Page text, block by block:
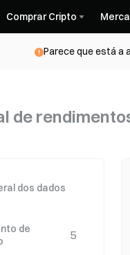
Comprar Cripto
Parece que está a
de
dos dados
de
5